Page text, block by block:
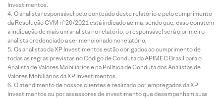
Investimentos.
O analista responsável pelo conteúdo deste relatório e pelo cumprimento
da Resolução CVM nº 20/2021 está indicado acima, sendo que, caso constem
a indicação de mais um analista no relatório, o responsável será o primeiro
analista credenciado a ser mencionado no relatório.
Os analistas da XP Investimentos estão obrigados ao cumprimento de
todas as regras previstas no Código de Conduta da APIMEC Brasil para o
Analista de Valores Mobiliários e na Política de Conduta dos Analistas de
Valores Mobiliários da XP Investimentos.
O atendimento de nossos clientes é realizado por empregados da XP
Investimentos ou por assessores de investimento que desempenham suas